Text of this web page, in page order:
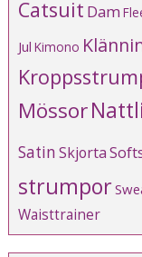
Catsuit Dam
Jul Kimono
Mössor
SatinSkjorta
strumpor
Waisttrainer